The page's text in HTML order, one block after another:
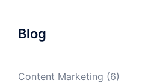
Blog
Content Marketing (6)